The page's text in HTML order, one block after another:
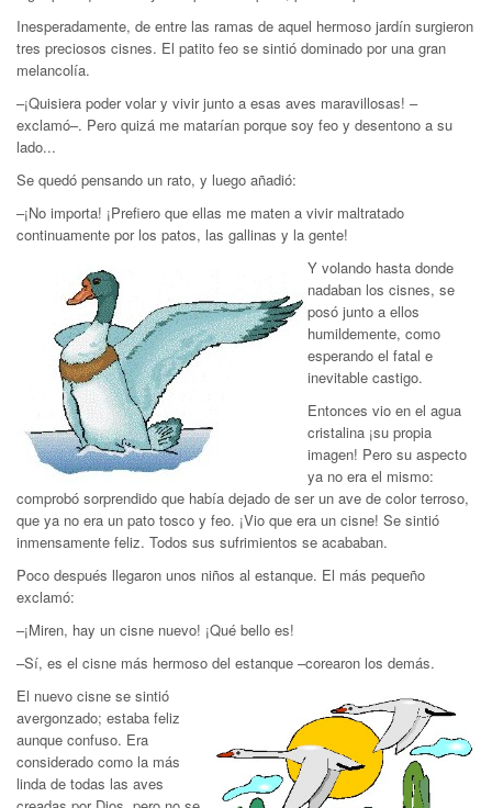
Inesperadamente, de entre las ramas de aquel hermoso jardín surgieron
tres preciosos cisnes. El patito feo se sintió dominado por una gran
melancolía.
–¡Quisiera poder volar y vivir junto a esas aves maravillosas! –
exclamó–. Pero quizá me matarían porque soy feo y desentono a su
lado...
Se quedó pensando un rato, y luego añadió:
–¡No importa! ¡Prefiero que ellas me maten a vivir maltratado
continuamente por los patos, las gallinas y la gente!
Y volando hasta donde
nadaban los cisnes, se
posó junto a ellos
humildemente, como
esperando el fatal e
inevitable castigo.
Entonces vio en el agua
cristalina ¡su propia
imagen! Pero su aspecto
ya no era el mismo:
comprobó sorprendido que había dejado de ser un ave de color terroso,
que ya no era un pato tosco y feo. ¡Vio que era un cisne! Se sintió
inmensamente feliz. Todos sus sufrimientos se acababan.
Poco después llegaron unos niños al estanque. El más pequeño
exclamó:
–¡Miren, hay un cisne nuevo! ¡Qué bello es!
–Sí, es el cisne más hermoso del estanque –corearon los demás.
El nuevo cisne se sintió
avergonzado; estaba feliz
aunque confuso. Era
considerado como la más
linda de todas las aves